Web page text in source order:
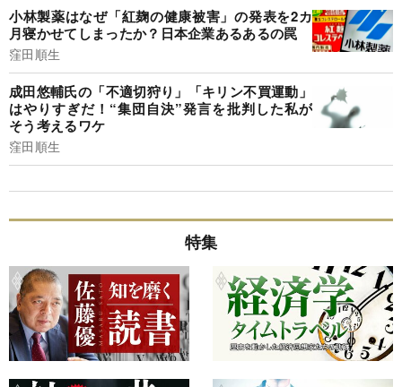
小林製薬はなぜ「紅麹の健康被害」の発表を2カ
月寝かせてしまったか？日本企業あるあるの罠
窪田順生
成田悠輔氏の「不適切狩り」「キリン不買運動」
はやりすぎだ！“集団自決”発言を批判した私が
そう考えるワケ
窪田順生
特集